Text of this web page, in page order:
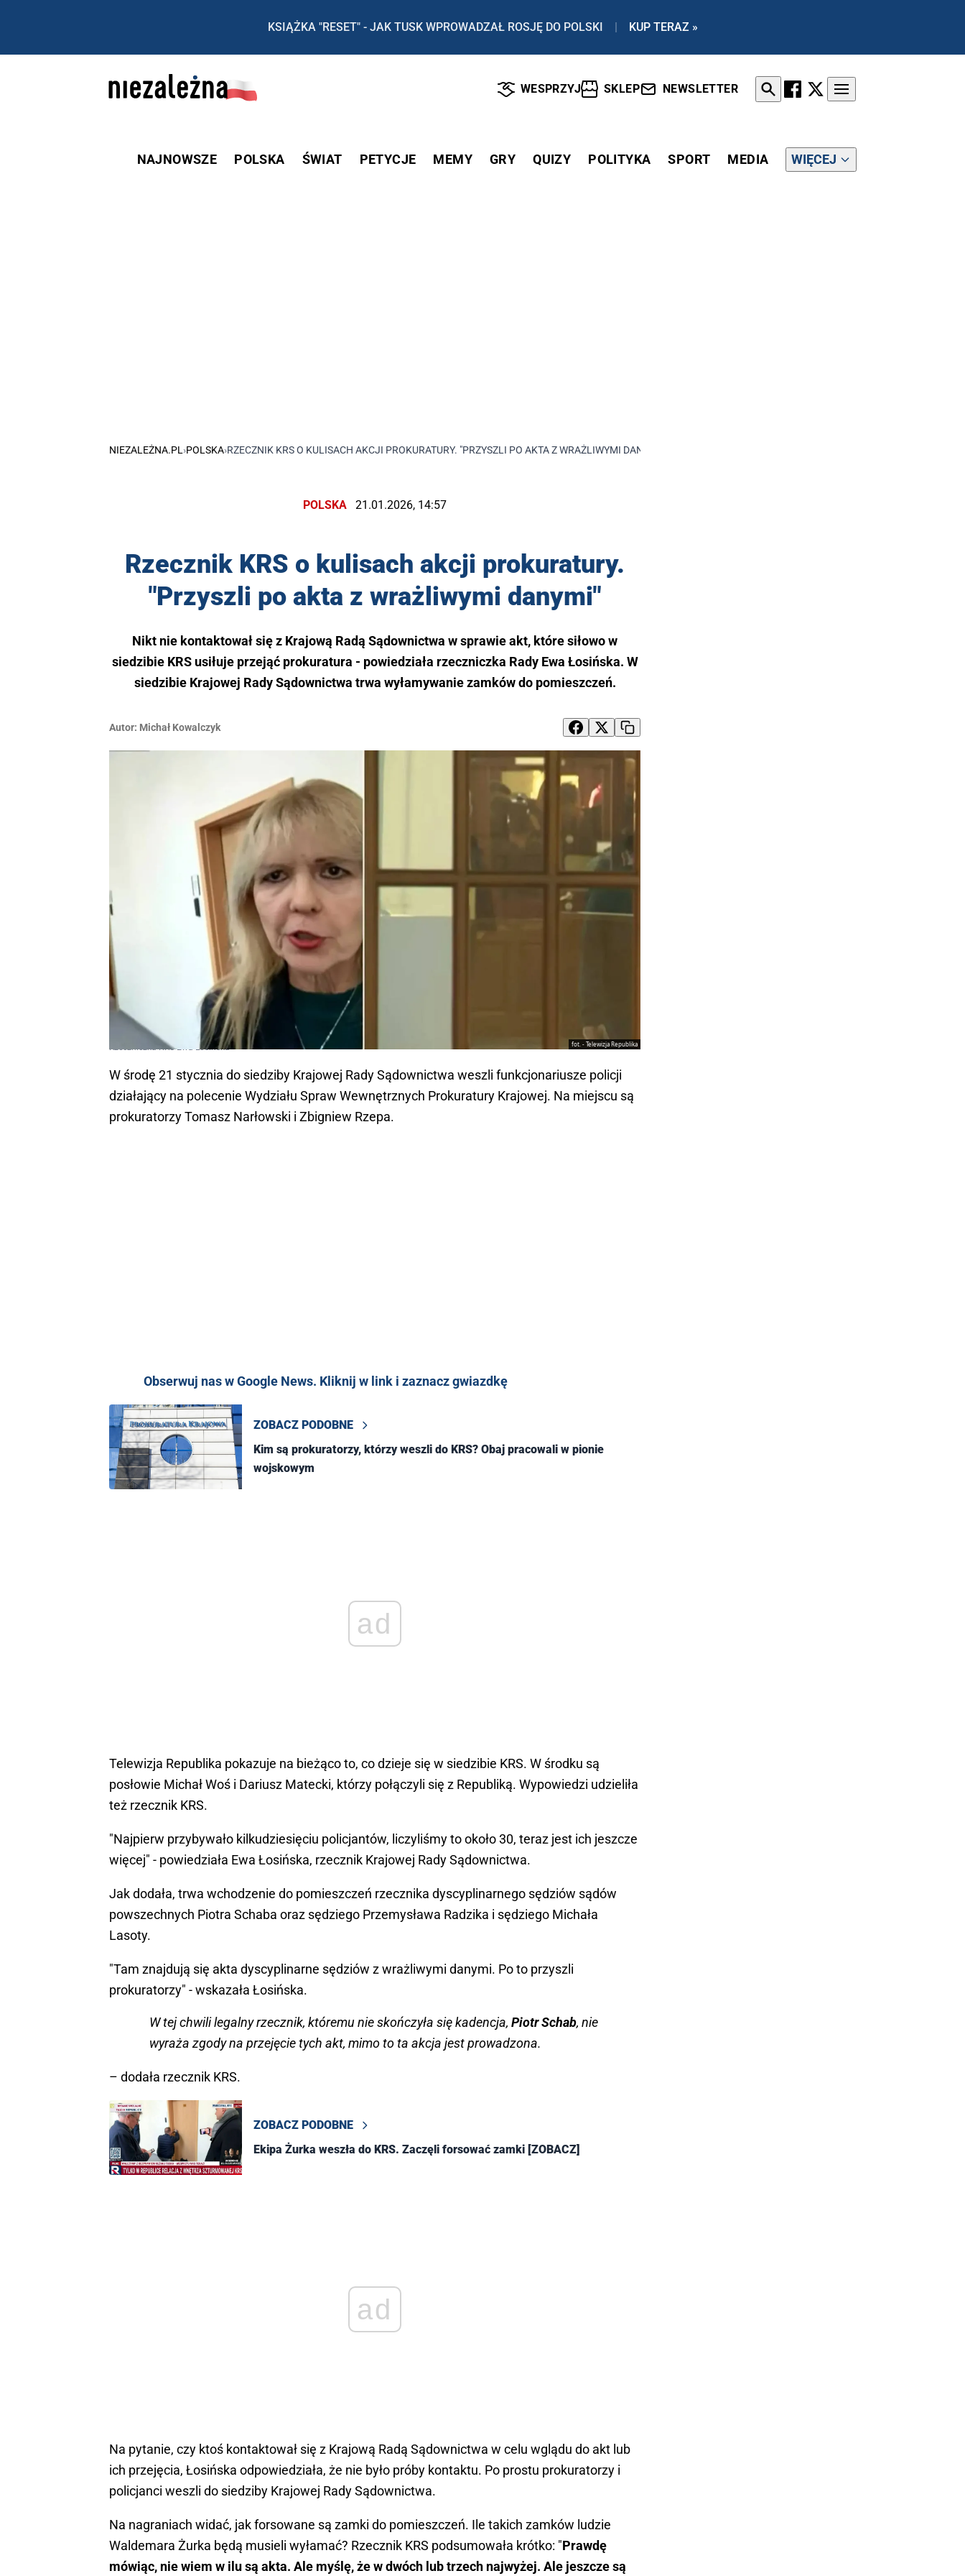
KSIĄŻKA "RESET" - JAK TUSK WPROWADZAŁ ROSJĘ DO POLSKI | KUP TERAZ »
WESPRZYJ SKLEP NEWSLETTER
NAJNOWSZE POLSKA ŚWIAT PETYCJE MEMY GRY QUIZY POLITYKA SPORT MEDIA WIĘCEJ
NIEZALEŻNA.PL ›POLSKA›RZECZNIK KRS O KULISACH AKCJI PROKURATURY. "PRZYSZLI PO AKTA Z WRAŻLIWYMI DANYMI"
POLSKA 21.01.2026, 14:57
Rzecznik KRS o kulisach akcji prokuratury.
"Przyszli po akta z wrażliwymi danymi"
Nikt nie kontaktował się z Krajową Radą Sądownictwa w sprawie akt, które siłowo w
siedzibie KRS usiłuje przejąć prokuratura - powiedziała rzeczniczka Rady Ewa Łosińska. W
siedzibie Krajowej Rady Sądownictwa trwa wyłamywanie zamków do pomieszczeń.
Autor: Michał Kowalczyk
fot. - Telewizja Republika
Rzeczniczka KRS Ewa Łosińska
W środę 21 stycznia do siedziby Krajowej Rady Sądownictwa weszli funkcjonariusze policji
działający na polecenie Wydziału Spraw Wewnętrznych Prokuratury Krajowej. Na miejscu są
prokuratorzy Tomasz Narłowski i Zbigniew Rzepa.
Obserwuj nas w Google News. Kliknij w link i zaznacz gwiazdkę
ZOBACZ PODOBNE
Kim są prokuratorzy, którzy weszli do KRS? Obaj pracowali w pionie
wojskowym
ad
Telewizja Republika pokazuje na bieżąco to, co dzieje się w siedzibie KRS. W środku są
posłowie Michał Woś i Dariusz Matecki, którzy połączyli się z Republiką. Wypowiedzi udzieliła
też rzecznik KRS.
"Najpierw przybywało kilkudziesięciu policjantów, liczyliśmy to około 30, teraz jest ich jeszcze
więcej" - powiedziała Ewa Łosińska, rzecznik Krajowej Rady Sądownictwa.
Jak dodała, trwa wchodzenie do pomieszczeń rzecznika dyscyplinarnego sędziów sądów
powszechnych Piotra Schaba oraz sędziego Przemysława Radzika i sędziego Michała
Lasoty.
"Tam znajdują się akta dyscyplinarne sędziów z wrażliwymi danymi. Po to przyszli
prokuratorzy" - wskazała Łosińska.
W tej chwili legalny rzecznik, któremu nie skończyła się kadencja, Piotr Schab, nie
wyraża zgody na przejęcie tych akt, mimo to ta akcja jest prowadzona.
– dodała rzecznik KRS.
ZOBACZ PODOBNE
Ekipa Żurka weszła do KRS. Zaczęli forsować zamki [ZOBACZ]
ad
Na pytanie, czy ktoś kontaktował się z Krajową Radą Sądownictwa w celu wglądu do akt lub
ich przejęcia, Łosińska odpowiedziała, że nie było próby kontaktu. Po prostu prokuratorzy i
policjanci weszli do siedziby Krajowej Rady Sądownictwa.
Na nagraniach widać, jak forsowane są zamki do pomieszczeń. Ile takich zamków ludzie
Waldemara Żurka będą musieli wyłamać? Rzecznik KRS podsumowała krótko: "Prawdę
mówiąc, nie wiem w ilu są akta. Ale myślę, że w dwóch lub trzech najwyżej. Ale jeszcze są